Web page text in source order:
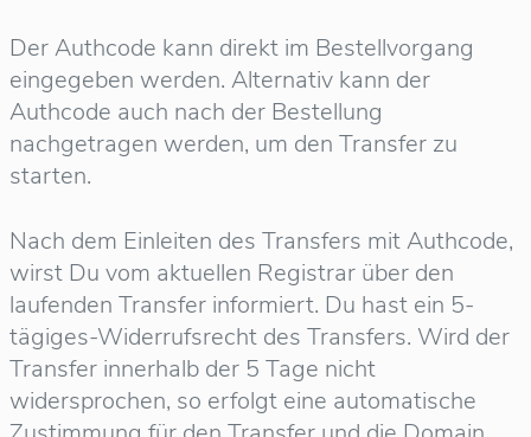
Der Authcode kann direkt im Bestellvorgang
eingegeben werden. Alternativ kann der
Authcode auch nach der Bestellung
nachgetragen werden, um den Transfer zu
starten.
Nach dem Einleiten des Transfers mit Authcode,
wirst Du vom aktuellen Registrar über den
laufenden Transfer informiert. Du hast ein 5-
tägiges-Widerrufsrecht des Transfers. Wird der
Transfer innerhalb der 5 Tage nicht
widersprochen, so erfolgt eine automatische